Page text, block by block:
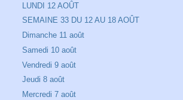
LUNDI 12 AOÛT
SEMAINE 33 DU 12 AU 18 AOÛT
Dimanche 11 août
Samedi 10 août
Vendredi 9 août
Jeudi 8 août
Mercredi 7 août